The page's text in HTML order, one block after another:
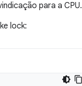
para a CPU.
lock: